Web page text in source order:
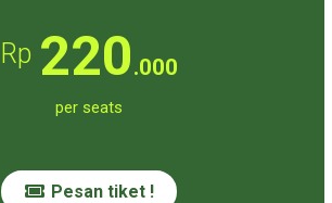
Rp 220.000
per seats
Pesan tiket !